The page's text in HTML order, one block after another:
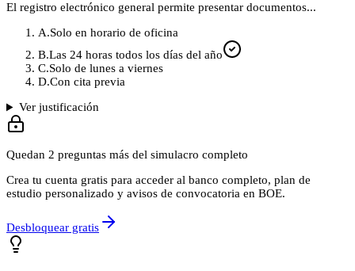
El registro electrónico general permite presentar documentos...
A.Solo en horario de oficina
B.Las 24 horas todos los días del año
C.Solo de lunes a viernes
D.Con cita previa
Ver justificación
Quedan 2 preguntas más del simulacro completo
Crea tu cuenta gratis para acceder al banco completo, plan de
estudio personalizado y avisos de convocatoria en BOE.
Desbloquear gratis